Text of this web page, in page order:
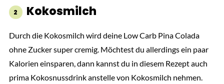
Kokosmilch
Durch die Kokosmilch wird deine Low Carb Pina Colada
ohne Zucker super cremig. Möchtest du allerdings ein paar
Kalorien einsparen, dann kannst du in diesem Rezept auch
prima Kokosnussdrink anstelle von Kokosmilch nehmen.